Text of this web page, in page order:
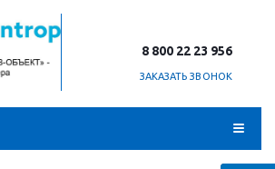
8 800 22 23 956
ЗАКАЗАТЬ ЗВОНОК